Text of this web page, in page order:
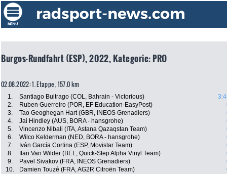
Burgos-Rundfahrt (ESP), 2022, Kategorie: PRO
02.08.2022: 1. Etappe , 157.0 km
1. Santiago Buitrago (COL, Bahrain - Victorious)
2.
Ruben Guerreiro (POR, EF Education-EasyPost)
3.
Tao Geoghegan Hart (GBR, INEOS Grenadiers)
4.
Jai Hindley (AUS, BORA - hansgrohe)
5.
Vincenzo Nibali (ITA, Astana Qazaqstan Team)
6.
Wilco Kelderman (NED, BORA - hansgrohe)
7.
Iván García Cortina (ESP, Movistar Team)
8.
Ilan Van Wilder (BEL, Quick-Step Alpha Vinyl Team)
9.
Pavel Sivakov (FRA, INEOS Grenadiers)
10.
Damien Touzé (FRA, AG2R Citroën Team)